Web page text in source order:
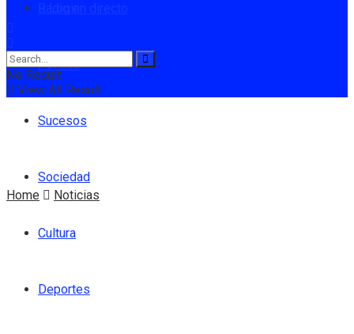
Política
Sucesos
Sociedad
Cultura
Deportes
No Result
View All Result
Home Noticias